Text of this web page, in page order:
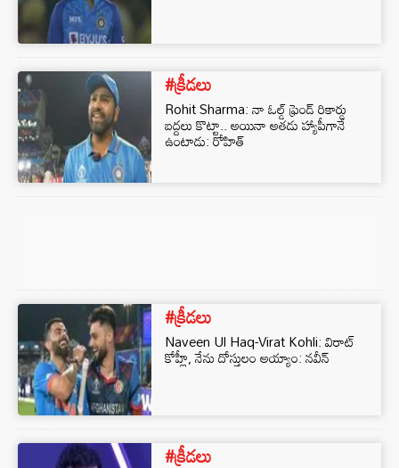
#క్రీడలు
Rohit Sharma: నా ఓల్డ్ ఫ్రెండ్ రికార్డు
బద్దలు కొట్టా.. అయినా అతడు హ్యాపీగానే
ఉంటాడు: రోహిత్
#క్రీడలు
Naveen Ul Haq-Virat Kohli: విరాట్
కోహ్లీ, నేను దోస్తులం అయ్యాం: నవీన్
#క్రీడలు